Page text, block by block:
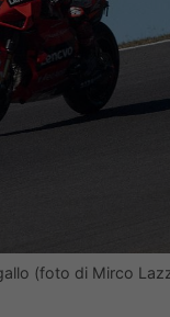
(foto di Mirco